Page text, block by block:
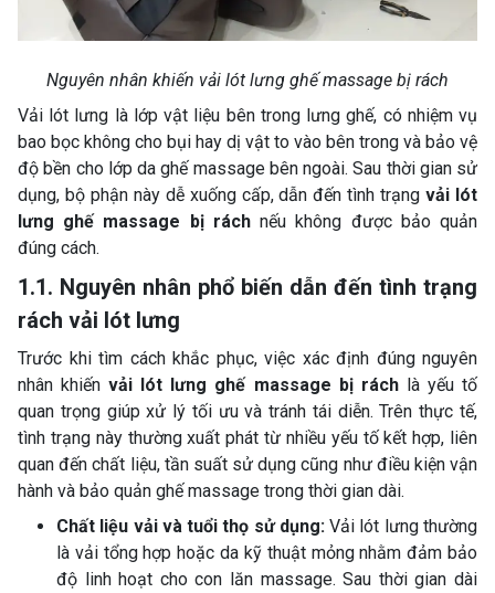
Nguyên nhân khiến vải lót lưng ghế massage bị rách
Vải lót lưng là lớp vật liệu bên trong lưng ghế, có nhiệm vụ
bao bọc không cho bụi hay dị vật to vào bên trong và bảo vệ
độ bền cho lớp da ghế massage bên ngoài. Sau thời gian sử
dụng, bộ phận này dễ xuống cấp, dẫn đến tình trạngvải lót
lưng ghế massage bị ráchnếu không được bảo quản
đúng cách.
1.1. Nguyên nhân phổ biến dẫn đến tình trạng
rách vải lót lưng
Trước khi tìm cách khắc phục, việc xác định đúng nguyên
nhân khiếnvải lót lưng ghế massage bị ráchlà yếu tố
quan trọng giúp xử lý tối ưu và tránh tái diễn. Trên thực tế,
tình trạng này thường xuất phát từ nhiều yếu tố kết hợp, liên
quan đến chất liệu, tần suất sử dụng cũng như điều kiện vận
hành và bảo quản ghế massage trong thời gian dài.
Chất liệu vải và tuổi thọ sử dụng:Vải lót lưng thường
là vải tổng hợp hoặc da kỹ thuật mỏng nhằm đảm bảo
độ linh hoạt cho con lăn massage. Sau thời gian dài